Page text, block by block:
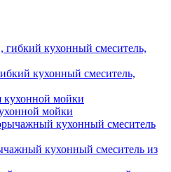
кухонный смеситель,
мойки
кухонный смеситель из